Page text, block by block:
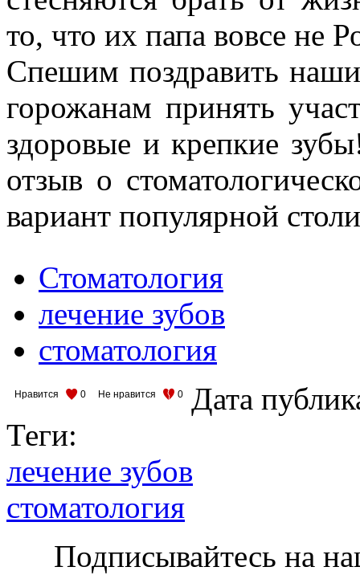
то, что их папа вовсе не
Спешим поздравить
горожанам принять
здоровые и крепкие
отзыв о
вариант популярной
Стоматология
лечение зубов
стоматология
Нравится 0 Не нравится 0
Дата
Теги:
лечение зубов
стоматология
Подписывайтесь на